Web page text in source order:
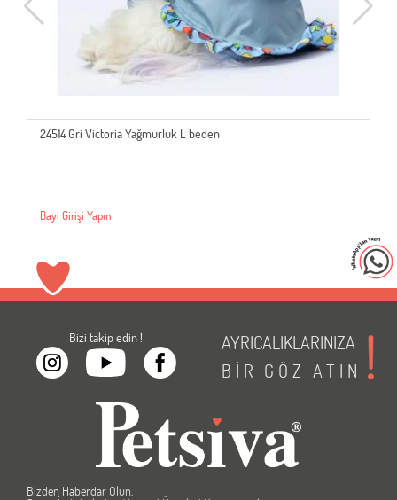
25516 Barcelona Nights Yağmurluk L
Bayi Girişi Yapın
Bizi takip edin !
AYRICALIKLARINIZA
BİR GÖZ ATIN
Bizden Haberdar Olun,